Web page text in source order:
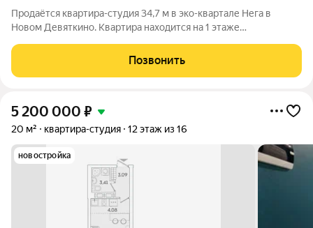
Продаётся квартира-студия 34,7 м в эко-квартале Нега в
Новом Девяткино. Квартира находится на 1 этаже
формата в Девяткино, без «стены» из высоток за окном.
Планировка позволяет разделить приватную и
Позвонить
5 200 000 ₽
20 м² квартира-студия 12 этаж из 16
новостройка